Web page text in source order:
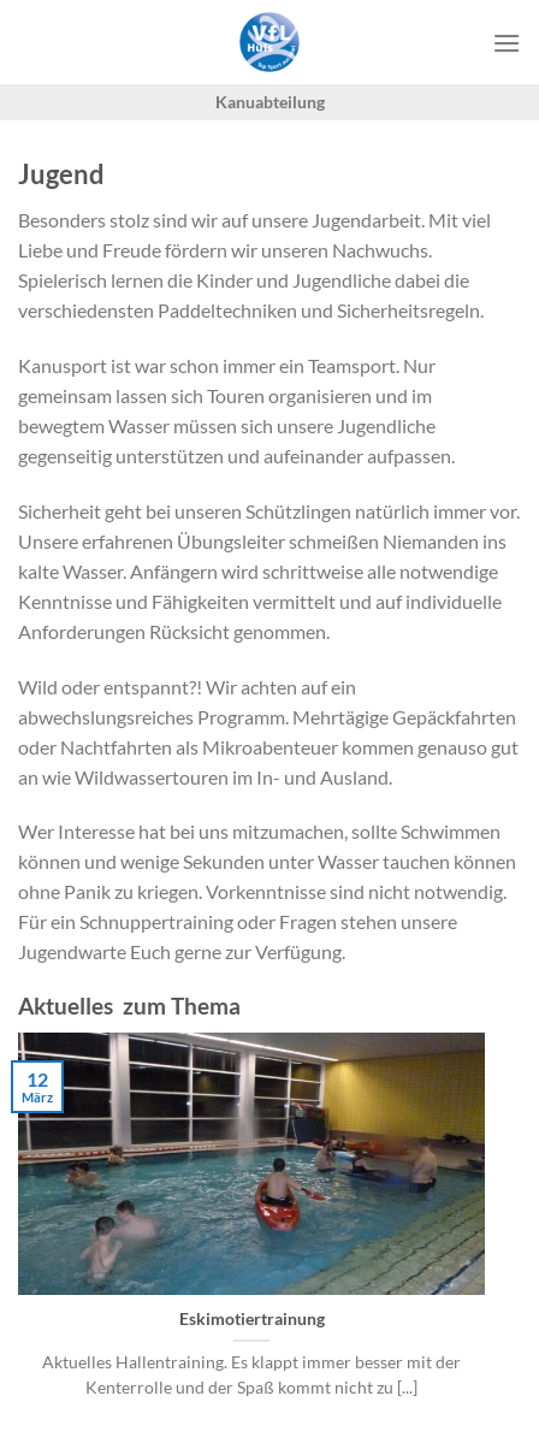
Kanuabteilung
Jugend
Besonders stolz sind wir auf unsere Jugendarbeit. Mit viel
Liebe und Freude fördern wir unseren Nachwuchs.
Spielerisch lernen die Kinder und Jugendliche dabei die
verschiedensten Paddeltechniken und Sicherheitsregeln.
Kanusport ist war schon immer ein Teamsport. Nur
gemeinsam lassen sich Touren organisieren und im
bewegtem Wasser müssen sich unsere Jugendliche
gegenseitig unterstützen und aufeinander aufpassen.
Sicherheit geht bei unseren Schützlingen natürlich immer vor.
Unsere erfahrenen Übungsleiter schmeißen Niemanden ins
kalte Wasser. Anfängern wird schrittweise alle notwendige
Kenntnisse und Fähigkeiten vermittelt und auf individuelle
Anforderungen Rücksicht genommen.
Wild oder entspannt?! Wir achten auf ein
abwechslungsreiches Programm. Mehrtägige Gepäckfahrten
oder Nachtfahrten als Mikroabenteuer kommen genauso gut
an wie Wildwassertouren im In- und Ausland.
Wer Interesse hat bei uns mitzumachen, sollte Schwimmen
können und wenige Sekunden unter Wasser tauchen können
ohne Panik zu kriegen. Vorkenntnisse sind nicht notwendig.
Für ein Schnuppertraining oder Fragen stehen unsere
Jugendwarte Euch gerne zur Verfügung.
Aktuelles zum Thema
Eskimotiertrainung
Aktuelles Hallentraining. Es klappt immer besser mit der
Kenterrolle und der Spaß kommt nicht zu [...]
12
März